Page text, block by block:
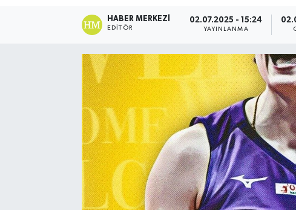
HABER MERKEZI
EDITÖR
02.07.2025 - 15:24
YAYINLANMA